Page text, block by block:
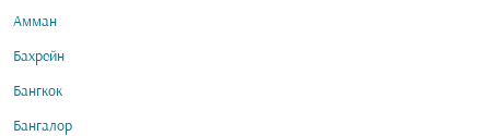
Амман
Бахрейн
Бангкок
Бангалор